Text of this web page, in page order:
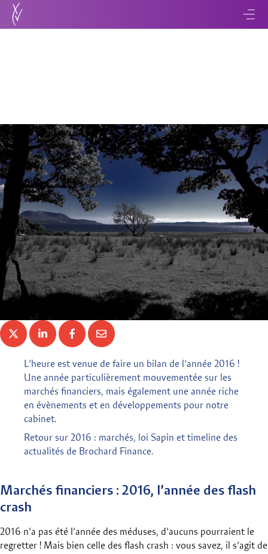
L’heure est venue de faire un bilan de l’année 2016 !
Une année particulièrement mouvementée sur les
marchés financiers, mais également une année riche
en évènements et en développements pour notre
cabinet.
Retour sur 2016 : marchés, loi Sapin et timeline des
actualités de Brochard Finance.
Marchés financiers : 2016, l’année des flash
crash
2016 n’a pas été l’année des méduses, d’aucuns pourraient le
regretter ! Mais bien celle des flash crash : vous savez, il s’agit de